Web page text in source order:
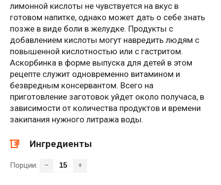
лимонной кислоты не чувствуется на вкус в
готовом напитке, однако может дать о себе знать
позже в виде боли в желудке. Продукты с
добавлением кислоты могут навредить людям с
повышенной кислотностью или с гастритом.
Аскорбинка в форме выпуска для детей в этом
рецепте служит одновременно витамином и
безвредным консервантом. Всего на
приготовление заготовок уйдет около получаса, в
зависимости от количества продуктов и времени
закипания нужного литража воды.
Ингредиенты
Порции: – +